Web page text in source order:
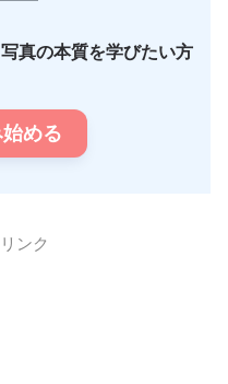
真の本質を学びたい方
める
ンク